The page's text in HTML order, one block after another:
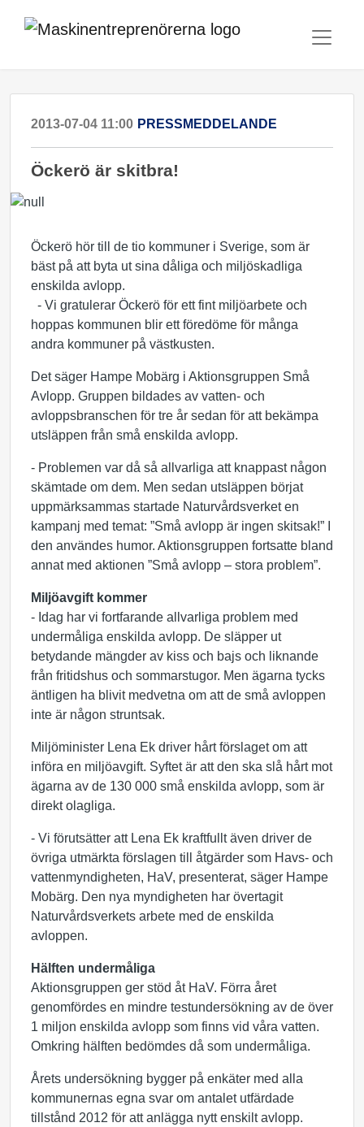
2013-07-04 11:00 PRESSMEDDELANDE
Öckerö är skitbra!
Öckerö hör till de tio kommuner i Sverige, som är
bäst på att byta ut sina dåliga och miljöskadliga
enskilda avlopp.
- Vi gratulerar Öckerö för ett fint miljöarbete och
hoppas kommunen blir ett föredöme för många
andra kommuner på västkusten.
Det säger Hampe Mobärg i Aktionsgruppen Små
Avlopp. Gruppen bildades av vatten- och
avloppsbranschen för tre år sedan för att bekämpa
utsläppen från små enskilda avlopp.
- Problemen var då så allvarliga att knappast någon
skämtade om dem. Men sedan utsläppen börjat
uppmärksammas startade Naturvårdsverket en
kampanj med temat: ”Små avlopp är ingen skitsak!” I
den användes humor. Aktionsgruppen fortsatte bland
annat med aktionen ”Små avlopp – stora problem”.
Miljöavgift kommer
- Idag har vi fortfarande allvarliga problem med
undermåliga enskilda avlopp. De släpper ut
betydande mängder av kiss och bajs och liknande
från fritidshus och sommarstugor. Men ägarna tycks
äntligen ha blivit medvetna om att de små avloppen
inte är någon struntsak.
Miljöminister Lena Ek driver hårt förslaget om att
införa en miljöavgift. Syftet är att den ska slå hårt mot
ägarna av de 130 000 små enskilda avlopp, som är
direkt olagliga.
- Vi förutsätter att Lena Ek kraftfullt även driver de
övriga utmärkta förslagen till åtgärder som Havs- och
vattenmyndigheten, HaV, presenterat, säger Hampe
Mobärg. Den nya myndigheten har övertagit
Naturvårdsverkets arbete med de enskilda
avloppen.
Hälften undermåliga
Aktionsgruppen ger stöd åt HaV. Förra året
genomfördes en mindre testundersökning av de över
1 miljon enskilda avlopp som finns vid våra vatten.
Omkring hälften bedömdes då som undermåliga.
Årets undersökning bygger på enkäter med alla
kommunernas egna svar om antalet utfärdade
tillstånd 2012 för att anlägga nytt enskilt avlopp.